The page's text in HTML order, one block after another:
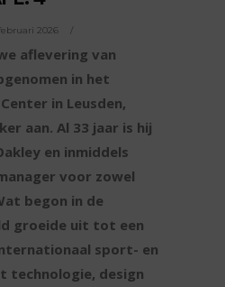
2026
aflevering van
in het
in Leusden,
aan. Al 33 jaar is hij
en inmiddels
voor zowel
begon in de
groeide uit tot een
sport- en
technologie, design